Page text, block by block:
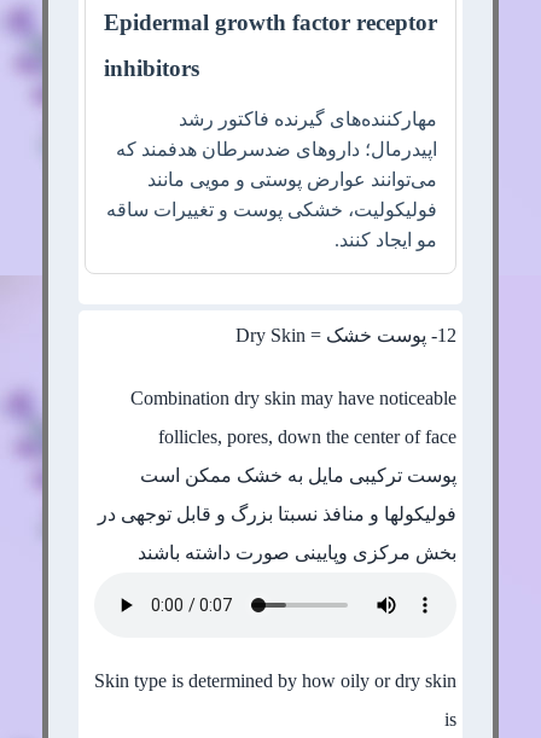
Epidermal growth factor receptor
inhibitors
مهارکننده‌های گیرنده فاکتور رشد
اپیدرمال؛ داروهای ضدسرطان هدفمند که
می‌توانند عوارض پوستی و مویی مانند
فولیکولیت، خشکی پوست و تغییرات ساقه
مو ایجاد کنند.
12- پوست خشک = Dry Skin
Combination dry skin may have noticeable
follicles, pores, down the center of face
پوست ترکیبی مایل به خشک ممکن است
فولیکولها و منافذ نسبتا بزرگ و قابل توجهی در
بخش مرکزی وپایینی صورت داشته باشند
Skin type is determined by how oily or dry skin
is